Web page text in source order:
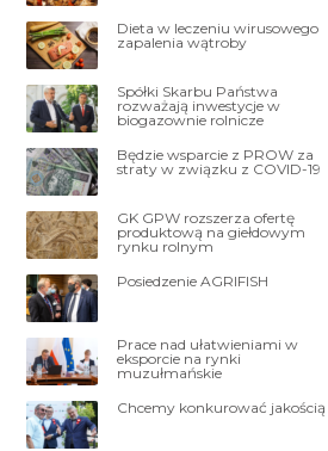
Dieta w leczeniu wirusowego
zapalenia wątroby
Spółki Skarbu Państwa
rozważają inwestycje w
biogazownie rolnicze
Będzie wsparcie z PROW za
straty w związku z COVID-19
GK GPW rozszerza ofertę
produktową na giełdowym
rynku rolnym
Posiedzenie AGRIFISH
Prace nad ułatwieniami w
eksporcie na rynki
muzułmańskie
Chcemy konkurować jakością